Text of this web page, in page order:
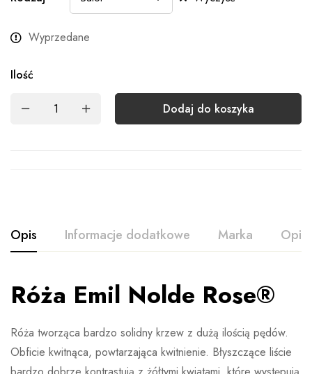
Wyprzedane
Ilość
Dodaj do koszyka
Opis Informacje dodatkowe Marka
Róża Emil Nolde Rose®
Róża tworząca bardzo solidny krzew z dużą ilością pędów.
Obficie kwitnąca, powtarzająca kwitnienie. Błyszczące liście
Waga
Brak danych
Więcej produktów
Ocena i opinia
Wystaw opinie